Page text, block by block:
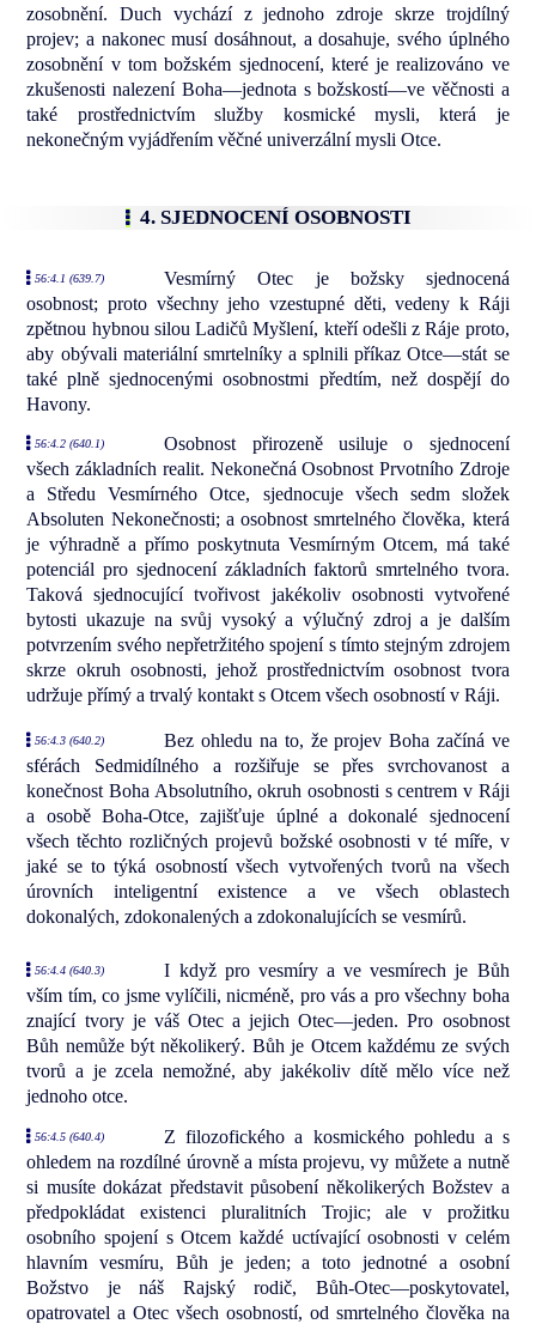
zosobnění. Duch vychází z jednoho zdroje skrze trojdílný
projev; a nakonec musí dosáhnout, a dosahuje, svého úplného
zosobnění v tom božském sjednocení, které je realizováno ve
zkušenosti nalezení Boha—jednota s božskostí—ve věčnosti a
také prostřednictvím služby kosmické mysli, která je
nekonečným vyjádřením věčné univerzální mysli Otce.
4. SJEDNOCENÍ OSOBNOSTI
56:4.1 (639.7)
Vesmírný Otec je božsky sjednocená
osobnost; proto všechny jeho vzestupné děti, vedeny k Ráji
zpětnou hybnou silou Ladičů Myšlení, kteří odešli z Ráje proto,
aby obývali materiální smrtelníky a splnili příkaz Otce—stát se
také plně sjednocenými osobnostmi předtím, než dospějí do
Havony.
56:4.2 (640.1)
Osobnost přirozeně usiluje o sjednocení
všech základních realit. Nekonečná Osobnost Prvotního Zdroje
a Středu Vesmírného Otce, sjednocuje všech sedm složek
Absoluten Nekonečnosti; a osobnost smrtelného člověka, která
je výhradně a přímo poskytnuta Vesmírným Otcem, má také
potenciál pro sjednocení základních faktorů smrtelného tvora.
Taková sjednocující tvořivost jakékoliv osobnosti vytvořené
bytosti ukazuje na svůj vysoký a výlučný zdroj a je dalším
potvrzením svého nepřetržitého spojení s tímto stejným zdrojem
skrze okruh osobnosti, jehož prostřednictvím osobnost tvora
udržuje přímý a trvalý kontakt s Otcem všech osobností v Ráji.
56:4.3 (640.2)
Bez ohledu na to, že projev Boha začíná ve
sférách Sedmidílného a rozšiřuje se přes svrchovanost a
konečnost Boha Absolutního, okruh osobnosti s centrem v Ráji
a osobě Boha-Otce, zajišťuje úplné a dokonalé sjednocení
všech těchto rozličných projevů božské osobnosti v té míře, v
jaké se to týká osobností všech vytvořených tvorů na všech
úrovních inteligentní existence a ve všech oblastech
dokonalých, zdokonalených a zdokonalujících se vesmírů.
56:4.4 (640.3)
I když pro vesmíry a ve vesmírech je Bůh
vším tím, co jsme vylíčili, nicméně, pro vás a pro všechny boha
znající tvory je váš Otec a jejich Otec—jeden. Pro osobnost
Bůh nemůže být několikerý. Bůh je Otcem každému ze svých
tvorů a je zcela nemožné, aby jakékoliv dítě mělo více než
jednoho otce.
56:4.5 (640.4)
Z filozofického a kosmického pohledu a s
ohledem na rozdílné úrovně a místa projevu, vy můžete a nutně
si musíte dokázat představit působení několikerých Božstev a
předpokládat existenci pluralitních Trojic; ale v prožitku
osobního spojení s Otcem každé uctívající osobnosti v celém
hlavním vesmíru, Bůh je jeden; a toto jednotné a osobní
Božstvo je náš Rajský rodič, Bůh-Otec—poskytovatel,
opatrovatel a Otec všech osobností, od smrtelného člověka na